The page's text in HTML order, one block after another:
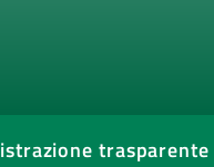
trasparente